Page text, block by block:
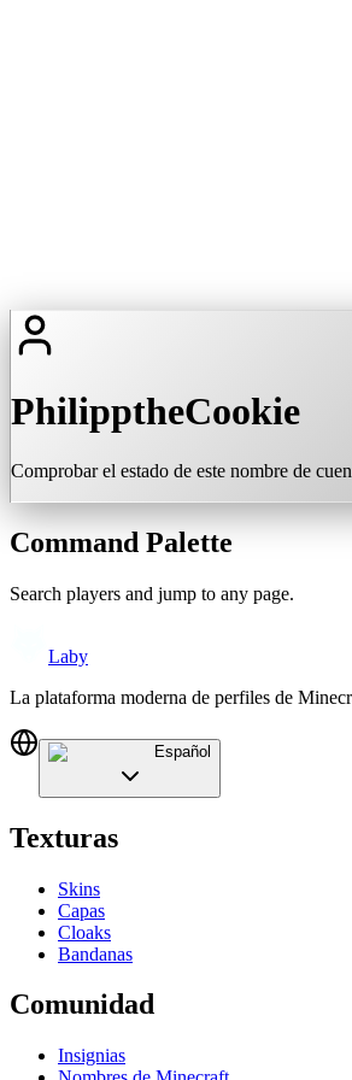
PhilipptheCookie
Comprobar el estado de este nombre de
Command Palette
Search players and jump to any page.
Laby
La plataforma moderna de perfiles de
Español
Texturas
Skins
Capas
Cloaks
Bandanas
Comunidad
Insignias